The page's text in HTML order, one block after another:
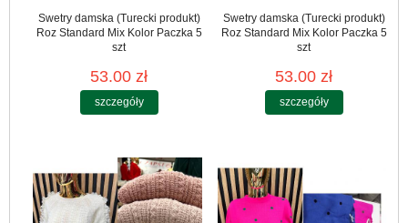
Swetry damska (Turecki produkt)
Roz Standard Mix Kolor Paczka 5
szt
53.00 zł
szczegóły
Swetry damska (Turecki produkt)
Roz Standard Mix Kolor Paczka 5
szt
53.00 zł
szczegóły